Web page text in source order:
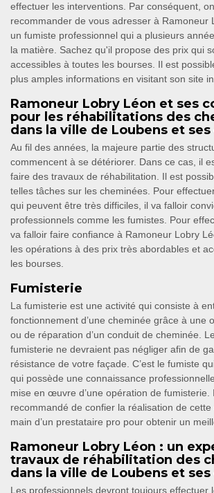
effectuer les interventions. Par conséquent,
recommander de vous adresser à Ramoneur
un fumiste professionnel qui a plusieurs
la matière. Sachez qu'il propose des prix qui
accessibles à toutes les bourses. Il est
plus amples informations en visitant son site
Ramoneur Lobry Léon et ses
pour les réhabilitations des
dans la ville de Loubens et
Au fil des années, la majeure partie des
commencent à se détériorer. Dans ce cas, il
faire des travaux de réhabilitation. Il est
telles tâches sur les cheminées. Pour
qui peuvent être très difficiles, il va falloir
professionnels comme les fumistes. Pour
va falloir faire confiance à Ramoneur Lobry
les opérations à des prix très abordables et
les bourses.
Fumisterie
La fumisterie est une activité qui consiste à
fonctionnement d’une cheminée grâce à une
ou de réparation d’un conduit de cheminée.
fumisterie ne devraient pas négliger afin de
résistance de votre façade. C’est le fumiste
qui possède une connaissance
mise en œuvre d’une opération de fumisterie.
recommandé de confier la réalisation de
main d’un prestataire pro pour obtenir un
Ramoneur Lobry Léon : un
travaux de réhabilitation des
dans la ville de Loubens et
Les professionnels devront toujours effectuer